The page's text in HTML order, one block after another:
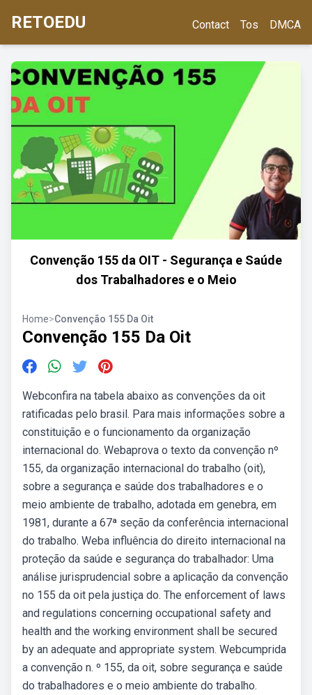
RETOEDU Contact Tos DMCA
Convenção 155 da OIT - Segurança e Saúde
dos Trabalhadores e o Meio
Home>Convenção 155 Da Oit
Convenção 155 Da Oit
Webconfira na tabela abaixo as convenções da oit
ratificadas pelo brasil. Para mais informações sobre a
constituição e o funcionamento da organização
internacional do. Webaprova o texto da convenção nº
155, da organização internacional do trabalho (oit),
sobre a segurança e saúde dos trabalhadores e o
meio ambiente de trabalho, adotada em genebra, em
1981, durante a 67ª seção da conferência internacional
do trabalho. Weba influência do direito internacional na
proteção da saúde e segurança do trabalhador: Uma
análise jurisprudencial sobre a aplicação da convenção
no 155 da oit pela justiça do. The enforcement of laws
and regulations concerning occupational safety and
health and the working environment shall be secured
by an adequate and appropriate system. Webcumprida
a convenção n. º 155, da oit, sobre segurança e saúde
do trabalhadores e o meio ambiente do trabalho.